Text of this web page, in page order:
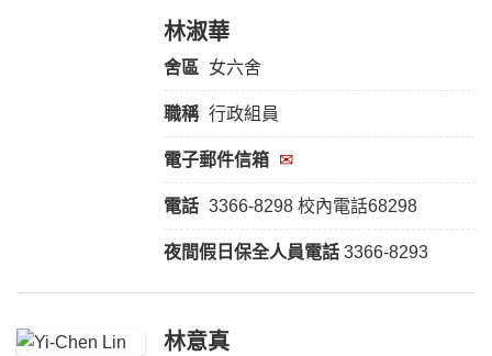
林淑華
舍區 女六舍
職稱 行政組員
電子郵件信箱 ✉
電話 3366-8298 校內電話68298
夜間假日保全人員電話 3366-8293
林意真